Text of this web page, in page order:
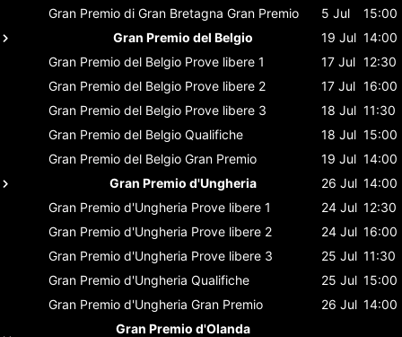
Gran Premio di Gran Bretagna Gran Premio 5 Jul
15:00
Gran Premio del Belgio
19 Jul 14:00
Gran Premio del Belgio Prove libere 1 17 Jul 12:30
Gran Premio del Belgio Prove libere 2 17 Jul 16:00
Gran Premio del Belgio Prove libere 3 18 Jul 11:30
Gran Premio del Belgio Qualifiche 18 Jul 15:00
Gran Premio del Belgio Gran Premio 19 Jul 14:00
Gran Premio d'Ungheria
26 Jul 14:00
Gran Premio d'Ungheria Prove libere 1 24 Jul 12:30
Gran Premio d'Ungheria Prove libere 2 24 Jul 16:00
Gran Premio d'Ungheria Prove libere 3 25 Jul 11:30
Gran Premio d'Ungheria Qualifiche 25 Jul 15:00
Gran Premio d'Ungheria Gran Premio 26 Jul 14:00
Gran Premio d'Olanda